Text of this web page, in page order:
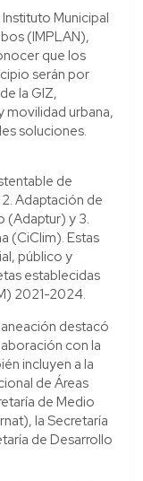
Municipal
(IMPLAN),
que los
serán por
la GIZ,
movilidad urbana,
soluciones.
de
Adaptación de
(Adaptur) y 3.
(CiClim). Estas
público y
establecidas
2021-2024.
destacó
con la
incluyen a la
de Áreas
de Medio
la Secretaría
de Desarrollo